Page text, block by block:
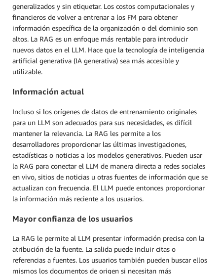
generalizados y sin etiquetar. Los costos computacionales y
financieros de volver a entrenar a los FM para obtener
información específica de la organización o del dominio son
altos. La RAG es un enfoque más rentable para introducir
nuevos datos en el LLM. Hace que la tecnología de inteligencia
artificial generativa (IA generativa) sea más accesible y
utilizable.
Información actual
Incluso si los orígenes de datos de entrenamiento originales
para un LLM son adecuados para sus necesidades, es difícil
mantener la relevancia. La RAG les permite a los
desarrolladores proporcionar las últimas investigaciones,
estadísticas o noticias a los modelos generativos. Pueden usar
la RAG para conectar el LLM de manera directa a redes sociales
en vivo, sitios de noticias u otras fuentes de información que se
actualizan con frecuencia. El LLM puede entonces proporcionar
la información más reciente a los usuarios.
Mayor confianza de los usuarios
La RAG le permite al LLM presentar información precisa con la
atribución de la fuente. La salida puede incluir citas o
referencias a fuentes. Los usuarios también pueden buscar ellos
mismos los documentos de origen si necesitan más